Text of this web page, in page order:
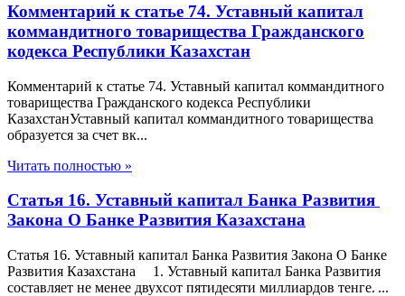
Комментарий к статье 74. Уставный капитал
коммандитного товарищества Гражданского
кодекса Республики Казахстан
Комментарий к статье 74. Уставный капитал коммандитного
товарищества Гражданского кодекса Республики
КазахстанУставный капитал коммандитного товарищества
образуется за счет вк...
Читать полностью »
Статья 16. Уставный капитал Банка Развития
Закона О Банке Развития Казахстана
Статья 16. Уставный капитал Банка Развития Закона О Банке
Развития Казахстана 1. Уставный капитал Банка Развития
составляет не менее двухсот пятидесяти миллиардов тенге. ...